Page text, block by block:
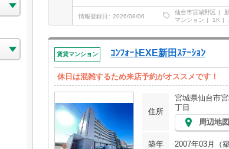
情報登録日 2026/08/06
仙台市宮城野区
マンション
1K
賃貸マンション ｺﾝﾌｫｰﾄEXE新田ｽﾃｰｼｮﾝ
休日は混雑するため来店予約がオススメです！
住所
宮城県仙台市
丁目
周辺地図
築年
2007年03月（築